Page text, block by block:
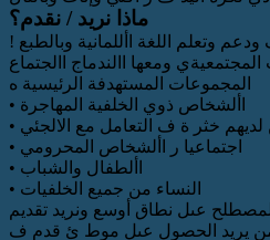
ماذا نريد / نقدم؟
! ي النادي الرياضي االندماج ف ودعم وتعلم اللغة األلمانية وبالطبع
المجموعات المستهدفة الرئيسية ه
• األشخاص ذوي الخلفية المهاجرة
لديهم خثر ة ف التعامل مع الالجئي
• اجتماعيا ر األشخاص المحرومي
• األطفال والشباب
• النساء من جميع الخلفيات
عىل نطاق أوسع ونريد تقديم